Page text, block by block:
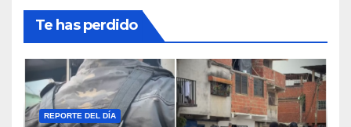
Te has perdido
REPORTE DEL DÍA